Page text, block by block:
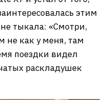
этим
тыкала: «Смотри,
не как у меня, там
поездки видел
раскладушек